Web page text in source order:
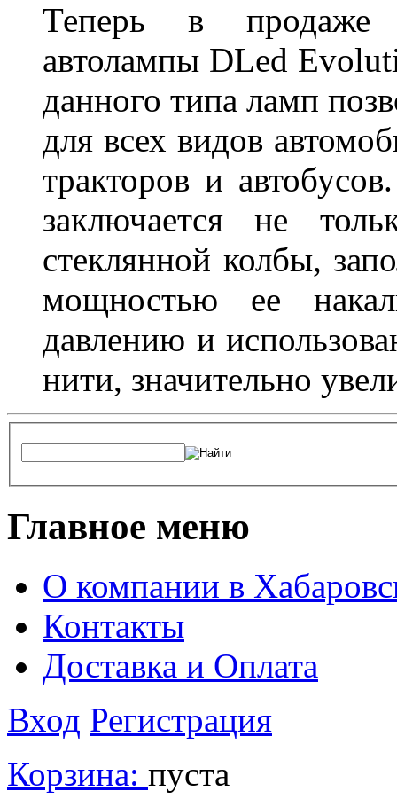
Теперь в продаже
автолампы DLed
данного типа ламп
для всех видов
тракторов и
заключается не
стеклянной колбы,
мощностью ее
давлению и
нити, значительно
Главное меню
О компании в
Контакты
Доставка и Оплата
Вход Регистрация
Корзина: пуста